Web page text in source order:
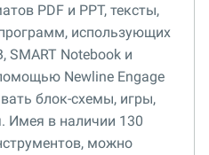
PDF и PPT, тексты,
использующих
SMART Notebook и
Newline Engage
блок-схемы, игры,
Имея в наличии 130
можно